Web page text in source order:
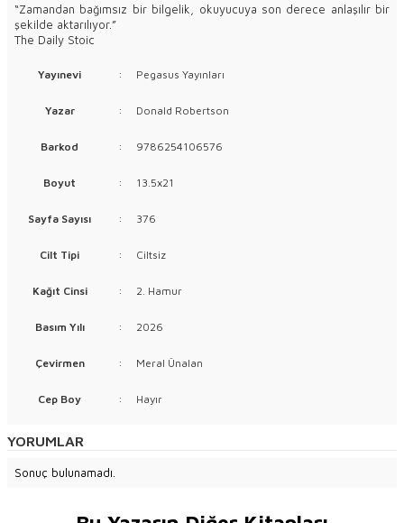
“Zamandan bağımsız bir bilgelik, okuyucuya son derece anlaşılır bir
şekilde aktarılıyor.”
The Daily Stoic
Yayınevi : Pegasus Yayınları
Yazar : Donald Robertson
Barkod : 9786254106576
Boyut : 13.5x21
Sayfa Sayısı : 376
Cilt Tipi : Ciltsiz
Kağıt Cinsi : 2. Hamur
Basım Yılı : 2026
Çevirmen : Meral Ünalan
Cep Boy : Hayır
YORUMLAR
Sonuç bulunamadı.